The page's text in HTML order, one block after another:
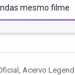
mesmo filme
Acervo